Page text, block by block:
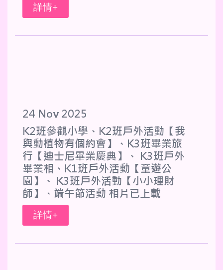
詳情+
24 Nov 2025
K2班參觀小學、K2班戶外活動【我
與動植物有個約會】、K3班畢業旅
行【迪士尼畢業慶典】、 K3班戶外
畢業相、K1班戶外活動【童遊公
園】、 K3班戶外活動【小小理財
師】、端午節活動 相片已上載
詳情+